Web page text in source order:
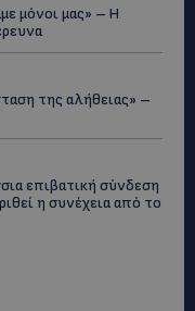
μόνοι μας» – Η
της αλήθειας» –
επιβατική σύνδεση
η συνέχεια από το